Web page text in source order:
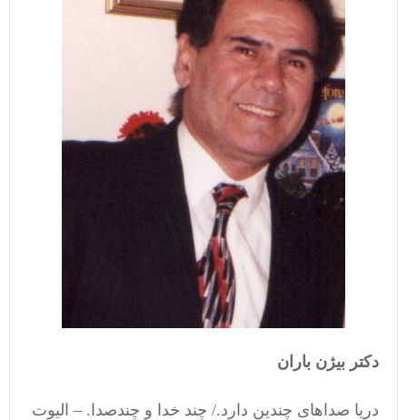
دکتر بیژن باران
دریا صداهای چندین دارد./ چند خدا و چندصدا. – الیوت